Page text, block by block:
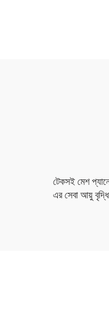
টেকসই মেশ
এর সেবা আয়ু বৃদ্ধি